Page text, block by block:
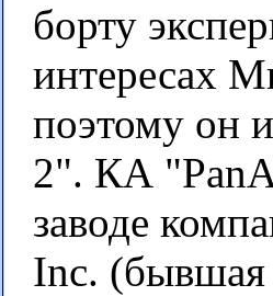
борту
интересах
поэтому он
2". КА
заводе
Inc. (бывшая